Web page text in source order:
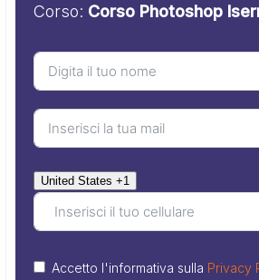
Corso: Corso Photoshop
United States +1
Accetto l'informativa sulla Privacy